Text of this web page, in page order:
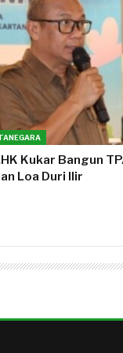
Kukar Bangun
Loa Duri Ilir